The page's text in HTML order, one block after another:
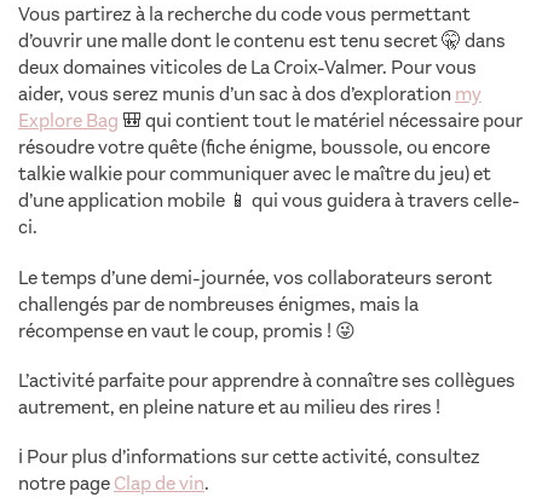
Vous partirez à la recherche du code vous permettant
d’ouvrir une malle dont le contenu est tenu secret 🤫 dans
deux domaines viticoles de La Croix-Valmer. Pour vous
aider, vous serez munis d’un sac à dos d’exploration my
Explore Bag 🎒 qui contient tout le matériel nécessaire pour
résoudre votre quête (fiche énigme, boussole, ou encore
talkie walkie pour communiquer avec le maître du jeu) et
d’une application mobile 📱 qui vous guidera à travers celle-
ci.
Le temps d’une demi-journée, vos collaborateurs seront
challengés par de nombreuses énigmes, mais la
récompense en vaut le coup, promis ! 😜
L’activité parfaite pour apprendre à connaître ses collègues
autrement, en pleine nature et au milieu des rires !
ℹ️ Pour plus d’informations sur cette activité, consultez
notre pageClap de vin.